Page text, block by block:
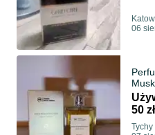
06
50 zł
Tychy